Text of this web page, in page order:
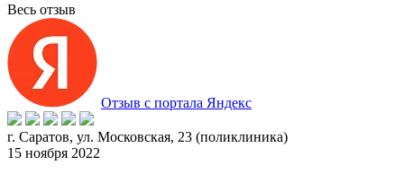
Весь отзыв
Отзыв с портала Яндекс
г. Саратов, ул. Московская, 23 (поликлиника)
15 ноября 2022